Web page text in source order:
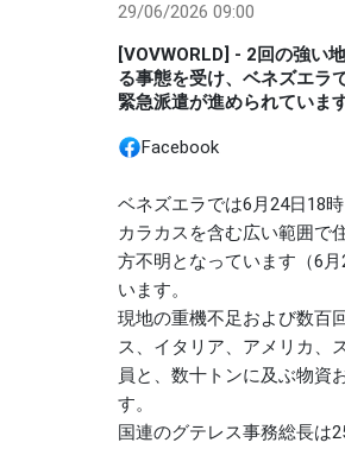
29/06/2026 09:00
[VOVWORLD] - 2回の強い
る事態を受け、ベネズエラ
緊急派遣が進められています
Facebook
ベネズエラでは6月24日18
カラカスを含む広い範囲で
方不明となっています（6
います。
現地の重機不足および数百
ス、イタリア、アメリカ、
員と、数十トンに及ぶ物資
す。
国連のグテレス事務総長は